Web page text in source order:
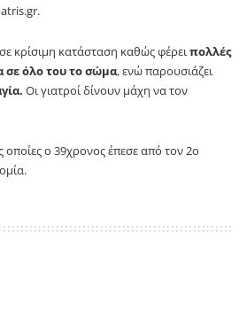
κρίσιμη κατάσταση καθώς φέρει πολλές
σε όλο του το σώμα, ενώ παρουσιάζει
Οι γιατροί δίνουν μάχη να τον
οποίες ο 39χρονος έπεσε από τον 2ο